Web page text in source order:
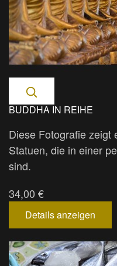
BUDDHA IN REIHE
Diese Fotografie zeigt
Statuen, die in einer
sind.
34,00 €
Details anzeigen